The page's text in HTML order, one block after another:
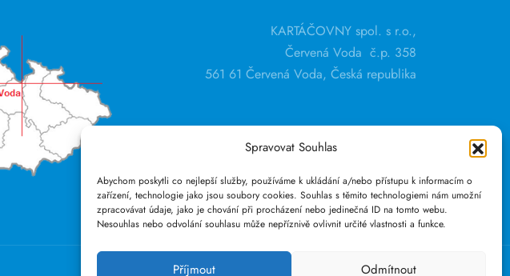
Spravovat Souhlas
Abychom poskytli co nejlepší služby, používáme k ukládání a/nebo přístupu k informacím o
zařízení, technologie jako jsou soubory cookies. Souhlas s těmito technologiemi nám umožní
zpracovávat údaje, jako je chování při procházení nebo jedinečná ID na tomto webu.
Nesouhlas nebo odvolání souhlasu může nepříznivě ovlivnit určité vlastnosti a funkce.
Příjmout Odmítnout
KARTÁČOVNY spol. s r.o.,
Červená Voda č.p. 358
561 61 Červená Voda, Česká republika